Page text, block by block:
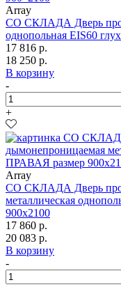
Array
СО СКЛАДА Дверь
однопольная EIS60
17 816 р.
18 250 р.
В корзину
-
+
Array
СО СКЛАДА Дверь
металлическая
900х2100
17 860 р.
20 083 р.
В корзину
-